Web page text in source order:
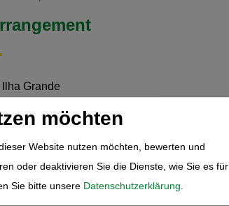
Grande
und Paraty kombinierbar
möchten
Website nutzen möchten, bewerten und
oder deaktivieren Sie die Dienste, wie Sie es für
Sie bitte unsere Datenschutzerklärung